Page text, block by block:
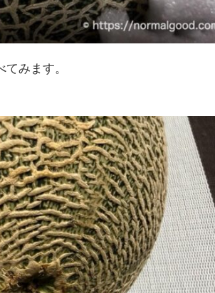
みます。